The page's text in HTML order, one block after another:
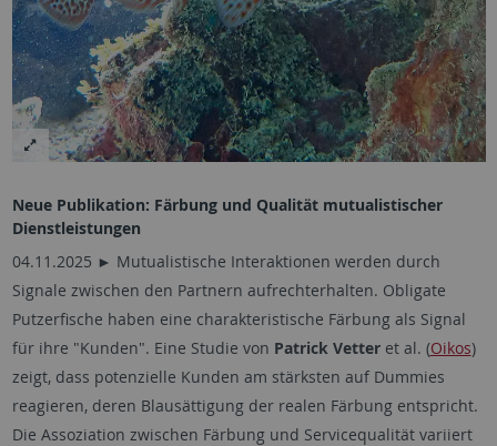
Neue Publikation: Färbung und Qualität mutualistischer
Dienstleistungen
04.11.2025 ► Mutualistische Interaktionen werden durch
Signale zwischen den Partnern aufrechterhalten. Obligate
Putzerfische haben eine charakteristische Färbung als Signal
für ihre "Kunden". Eine Studie von Patrick Vetteret al. (Oikos)
zeigt, dass potenzielle Kunden am stärksten auf Dummies
reagieren, deren Blausättigung der realen Färbung entspricht.
Die Assoziation zwischen Färbung und Servicequalität variiert